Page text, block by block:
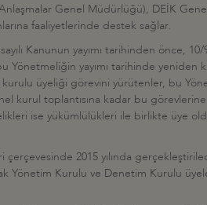
Genel Müdürlüğü), DEİK
faaliyetlerinde destek sağlar.
Kanunun yayımı tarihinden önce,
Yönetmeliğin yayımı tarihinde yeniden
üyeliği görevini yürütenler, bu
kurul toplantısına kadar bu
ise yükümlülükleri ile birlikte üye
çerçevesinde 2015 yılında
Yönetim Kurulu ve Denetim Kurulu